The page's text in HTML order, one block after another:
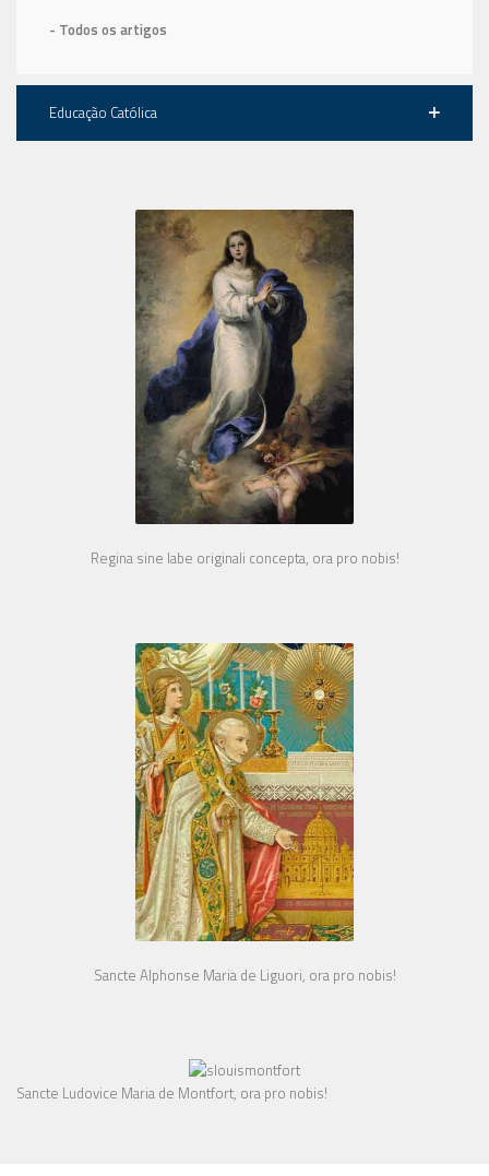
- Todos os artigos
Educação Católica
Regina sine labe originali concepta, ora pro nobis!
Sancte Alphonse Maria de Liguori, ora pro nobis!
Sancte Ludovice Maria de Montfort, ora pro nobis!